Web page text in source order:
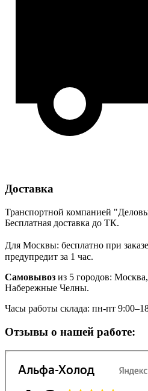
Доставка
Транспортной компанией
Бесплатная доставка до ТК.
Для Москвы: бесплатно при
предупредит за 1 час.
Самовывоз из 5 городов:
Набережные Челны.
Часы работы склада: пн-пт
Отзывы о нашей работе: